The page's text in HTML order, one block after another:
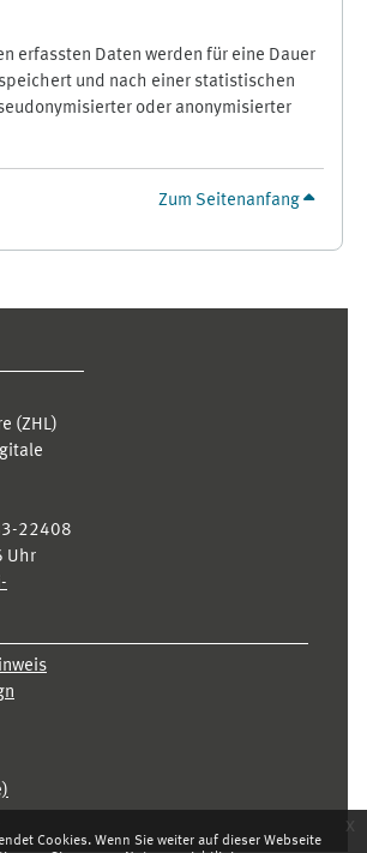
Cookies. Wenn Sie weiter auf dieser Webseite
x
erfassten Daten werden für eine Dauer
und nach einer statistischen
oder anonymisierter
Zum Seitenanfang
(ZHL)
22408
Uhr